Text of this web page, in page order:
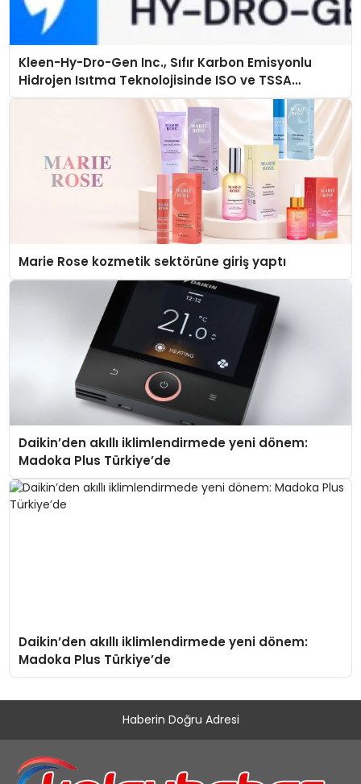
Kleen-Hy-Dro-Gen Inc., Sıfır Karbon Emisyonlu
Hidrojen Isıtma Teknolojisinde ISO ve TSSA
Düzenleyici Onaylarını Aldı
Marie Rose kozmetik sektörüne giriş yaptı
Daikin’den akıllı iklimlendirmede yeni dönem:
Madoka Plus Türkiye’de
Daikin’den akıllı iklimlendirmede yeni dönem:
Madoka Plus Türkiye’de
Haberin Doğru Adresi